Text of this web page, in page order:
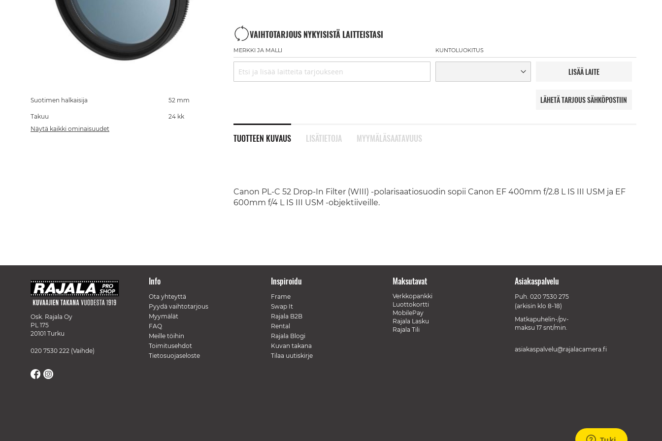
VAIHTOTARJOUS NYKYISISTÄ LAITTEISTASI
MERKKI JA MALLI KUNTOLUOKITUS
LISÄÄ LAITE
LÄHETÄ TARJOUS SÄHKÖPOSTIIN
TUOTTEEN KUVAUS
Canon PL-C 52 Drop-In Filter (WIII) -polarisaatiosuodin sopii Canon EF 400mm f/2.8 L IS III USM ja EF
600mm f/4 L IS III USM -objektiiveille.
LISÄTIETOJA MYYMÄLÄSAATAVUUS
the
of
the
images
Suotimen halkaisija 52 mm
Takuu
24 kk
Näytä kaikki ominaisuudet
Osk. Rajala Oy
PL 175
20101 Turku
020 7530 222 (Vaihde)
Info
Ota yhteyttä
Pyydä vaihtotarjous
Myymälät
FAQ
Meille töihin
Toimitusehdot
Tietosuojaseloste
Inspiroidu
Frame
Swap It
Rajala B2B
Rental
Rajala Blogi
Kuvan takana
Tilaa uutiskirje
Maksutavat
Verkkopankki
Luottokortti
MobilePay
Rajala Lasku
Rajala Tili
Asiakaspalvelu
Puh. 020 7530 275
(arkisin klo 8-18)
Matkapuhelin-/pv-
maksu 17 snt/min.
asiakaspalvelu@rajalacamera.fi